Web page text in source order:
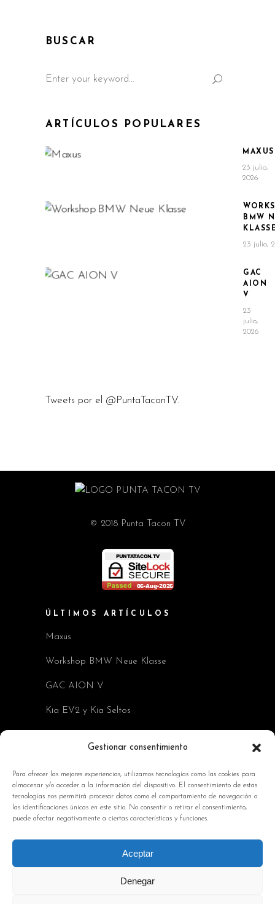
Gestionar consentimiento
Para ofrecer las mejores experiencias, utilizamos tecnologías como las cookies para
almacenar y/o acceder a la información del dispositivo. El consentimiento de estas
tecnologías nos permitirá procesar datos como el comportamiento de navegación o
las identificaciones únicas en este sitio. No consentir o retirar el consentimiento,
puede afectar negativamente a ciertas características y funciones.
Aceptar
Denegar
BUSCAR
for:
ARTÍCULOS POPULARES
MAXUS
23 julio,
2026
BMW
23 julio,
GAC
AION
V
23
julio,
2026
Tweets por el @PuntaTaconTV.
© 2018 Punta Tacon TV
ÚLTIMOS ARTÍCULOS
Maxus
Workshop BMW Neue Klasse
GAC AION V
Kia EV2 y Kia Seltos
INFORMACIÓN DE INTERÉS
Política de Cookies